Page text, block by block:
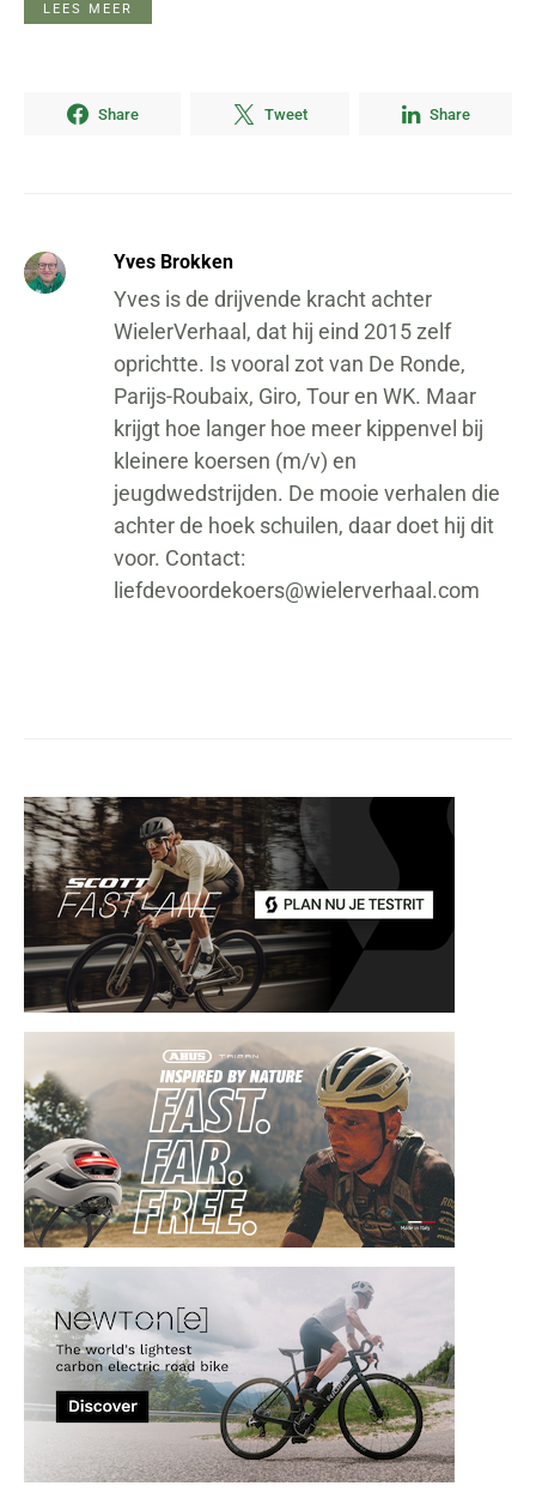
LEES MEER
Share Tweet Share
Yves Brokken
Yves is de drijvende kracht achter
WielerVerhaal, dat hij eind 2015 zelf
oprichtte. Is vooral zot van De Ronde,
Parijs-Roubaix, Giro, Tour en WK. Maar
krijgt hoe langer hoe meer kippenvel bij
kleinere koersen (m/v) en
jeugdwedstrijden. De mooie verhalen die
achter de hoek schuilen, daar doet hij dit
voor. Contact:
liefdevoordekoers@wielerverhaal.com